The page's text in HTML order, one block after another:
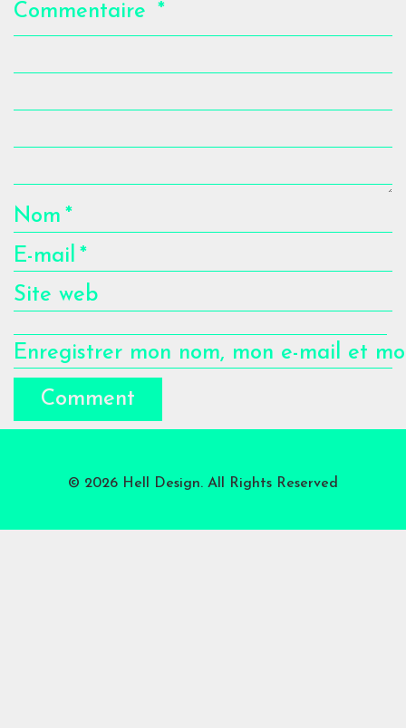
Commentaire *
Nom *
E-mail *
Site web
Enregistrer mon nom, mon e-mail et
© 2026 Hell Design. All Rights Reserved